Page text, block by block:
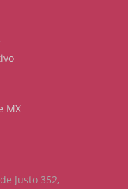
MX
Justo 352,